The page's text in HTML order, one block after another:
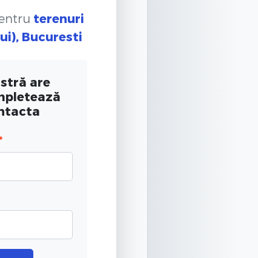
terenuri
Bucuresti
are
*